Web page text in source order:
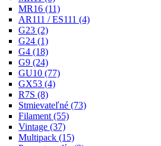
MR16 (11)
AR111 / ES111 (4)
G23 (2)
G24 (1)
G4 (18)
G9 (24)
GU10 (77)
GX53 (4)
R7S (8)
Stmievateľné (73)
Filament (55)
Vintage (37)
Multipack (15)